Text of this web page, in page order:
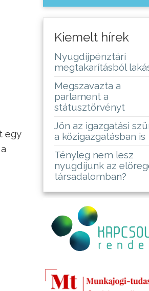
egy
Kiemelt hírek
Nyugdíjpénztári
megtakarításból
Megszavazta a
parlament a
státusztörvényt
Jön az igazgatási
a közigazgatásban is
Tényleg nem lesz
nyugdíjunk az
társadalomban?